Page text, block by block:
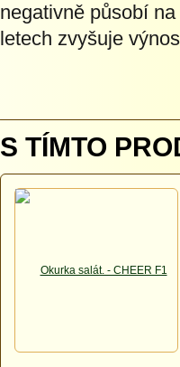
negativně působí
letech zvyšuje
S TÍMTO